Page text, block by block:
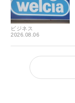
ビジネス
2026.08.06